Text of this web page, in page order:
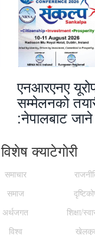
एनआरएनए
सम्मेलनको
:नेपालबाट
विशेष क्याटेगाेरी
समाचार
समाज
अर्थजगत
शिक्षा/
विश्व